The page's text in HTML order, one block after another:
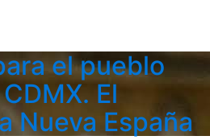
el pueblo
El
Nueva España